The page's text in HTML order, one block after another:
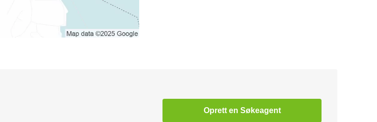
Oprett en Søkeagent